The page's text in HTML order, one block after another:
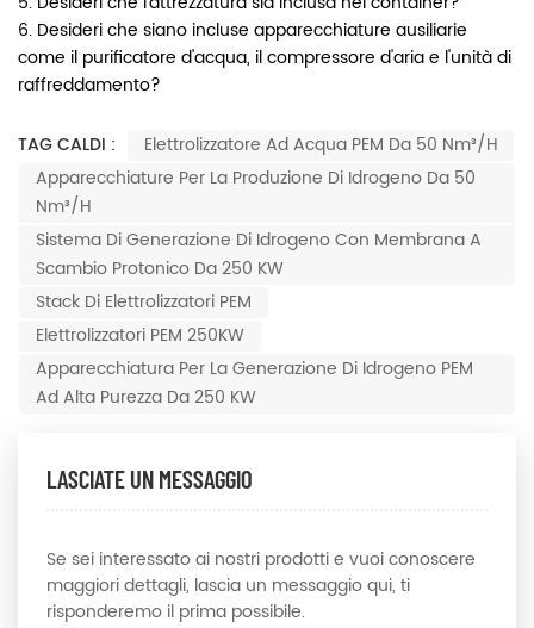
6. Desideri che siano incluse apparecchiature ausiliarie
come il purificatore d'acqua, il compressore d'aria e l'unità di
raffreddamento?
TAG CALDI :
Elettrolizzatore Ad Acqua PEM Da 50 Nm³/h
Apparecchiature Per La Produzione Di Idrogeno Da 50
Nm³/h
Sistema Di Generazione Di Idrogeno Con Membrana A
Scambio Protonico Da 250 KW
Stack Di Elettrolizzatori PEM
Elettrolizzatori PEM 250KW
Apparecchiatura Per La Generazione Di Idrogeno PEM
Ad Alta Purezza Da 250 KW
LASCIATE UN MESSAGGIO
Se sei interessato ai nostri prodotti e vuoi conoscere
maggiori dettagli, lascia un messaggio qui, ti
risponderemo il prima possibile.